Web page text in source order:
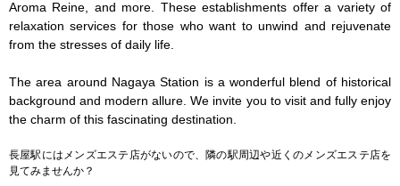
Aroma Reine, and more. These establishments offer a variety of
relaxation services for those who want to unwind and rejuvenate
from the stresses of daily life.
The area around Nagaya Station is a wonderful blend of historical
background and modern allure. We invite you to visit and fully enjoy
the charm of this fascinating destination.
長屋駅にはメンズエステ店がないので、隣の駅周辺や近くのメンズエステ店を
見てみませんか？